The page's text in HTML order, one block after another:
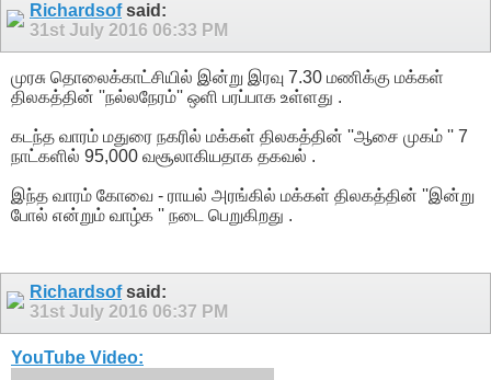
Richardsofsaid:
31st July 2016 06:33 PM
முரசு தொலைக்காட்சியில் இன்று இரவு 7.30 மணிக்கு மக்கள்
திலகத்தின் ''நல்லநேரம்'' ஒளி பரப்பாக உள்ளது .
கடந்த வாரம் மதுரை நகரில் மக்கள் திலகத்தின் ''ஆசை முகம் '' 7
நாட்களில் 95,000 வசூலாகியதாக தகவல் .
இந்த வாரம் கோவை - ராயல் அரங்கில் மக்கள் திலகத்தின் ''இன்று
போல் என்றும் வாழ்க '' நடை பெறுகிறது .
Richardsofsaid:
31st July 2016 06:37 PM
YouTube Video: